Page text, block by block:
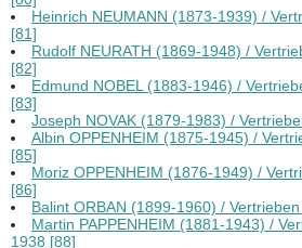
Heinrich NEUMANN (1873-1939) /
[81]
Rudolf NEURATH (1869-1948) /
[82]
Edmund NOBEL (1883-1946) /
[83]
Joseph NOVAK (1879-1983) /
Albin OPPENHEIM (1875-1945) /
[85]
Moriz OPPENHEIM (1876-1949) /
[86]
Balint ORBAN (1899-1960) /
Martin PAPPENHEIM (1881-1943) /
1938 [88]